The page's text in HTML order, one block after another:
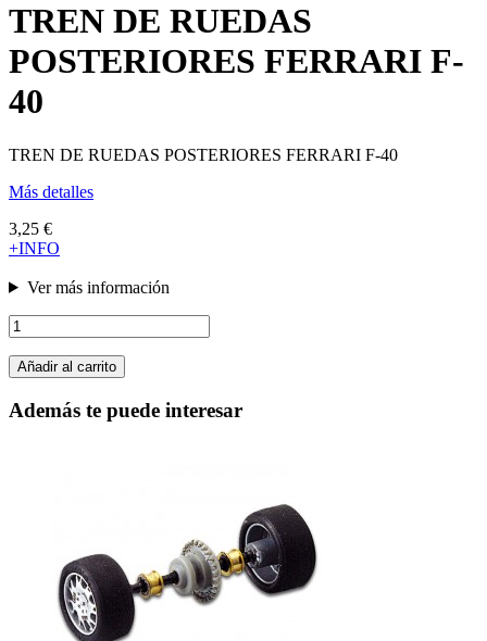
TREN DE RUEDAS
POSTERIORES FERRARI F-
40
TREN DE RUEDAS POSTERIORES FERRARI F-40
Más detalles
3,25 €
+INFO
Ver más información
Añadir al carrito
Además te puede interesar